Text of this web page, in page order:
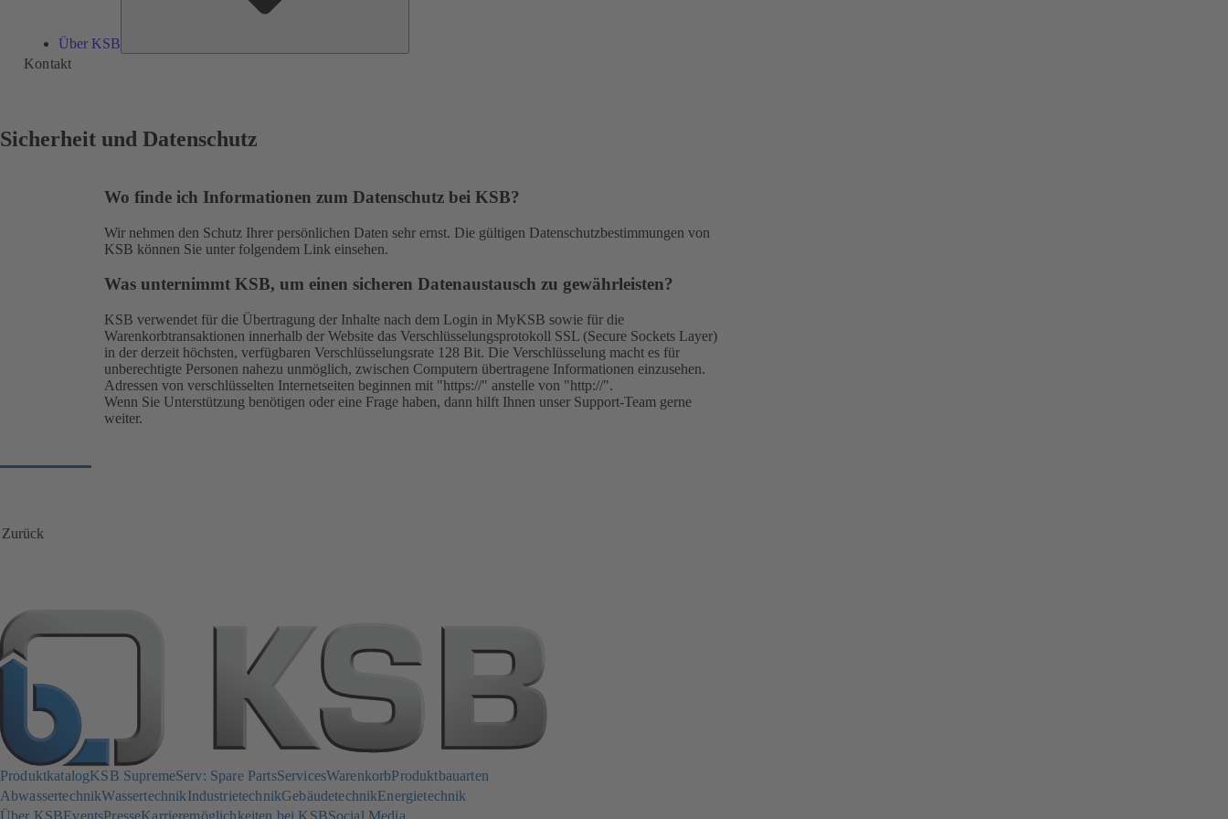
Über KSB
Kontakt
Sicherheit und Datenschutz
Wo finde ich Informationen zum Datenschutz bei KSB?
Wir nehmen den Schutz Ihrer persönlichen Daten sehr ernst. Die gültigen Datenschutzbestimmungen von
KSB können Sie unter folgendem Link einsehen.
Was unternimmt KSB, um einen sicheren Datenaustausch zu gewährleisten?
KSB verwendet für die Übertragung der Inhalte nach dem Login in MyKSB sowie für die
Warenkorbtransaktionen innerhalb der Website das Verschlüsselungsprotokoll SSL (Secure Sockets Layer)
in der derzeit höchsten, verfügbaren Verschlüsselungsrate 128 Bit. Die Verschlüsselung macht es für
unberechtigte Personen nahezu unmöglich, zwischen Computern übertragene Informationen einzusehen.
Adressen von verschlüsselten Internetseiten beginnen mit "https://" anstelle von "http://".
Wenn Sie Unterstützung benötigen oder eine Frage haben, dann hilft Ihnen unser Support-Team gerne
weiter.
Zurück
ProduktkatalogKSB SupremeServ: Spare PartsServicesWarenkorbProduktbauarten
AbwassertechnikWassertechnikIndustrietechnikGebäudetechnikEnergietechnik
Über KSBEventsPresseKarrieremöglichkeiten bei KSBSocial Media